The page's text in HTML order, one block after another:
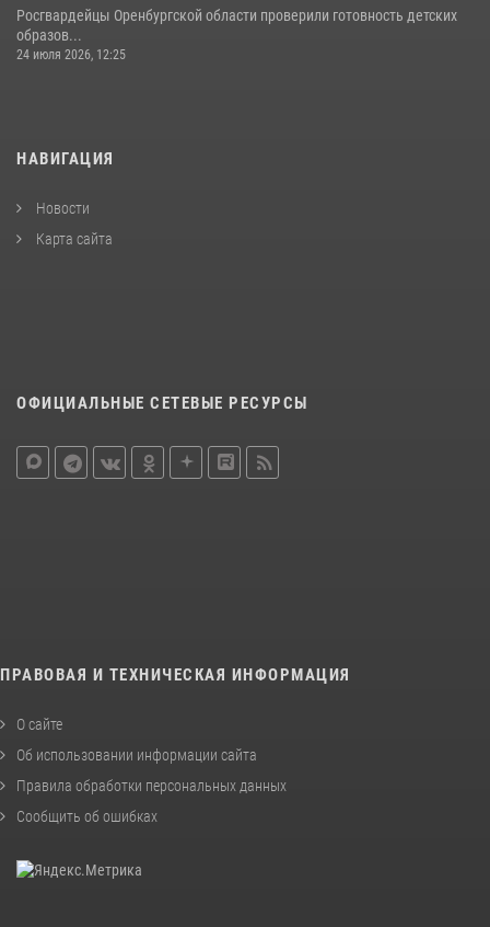
Росгвардейцы Оренбургской области проверили готовность детских
образов...
24 июля 2026, 12:25
НАВИГАЦИЯ
Новости
Карта сайта
ОФИЦИАЛЬНЫЕ СЕТЕВЫЕ РЕСУРСЫ
ПРАВОВАЯ И ТЕХНИЧЕСКАЯ ИНФОРМАЦИЯ
О сайте
Об использовании информации сайта
Правила обработки персональных данных
Сообщить об ошибках